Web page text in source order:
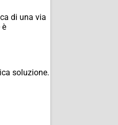
di una via
è
soluzione.